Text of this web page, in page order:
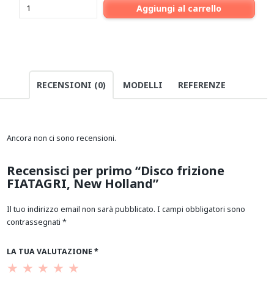
Aggiungi al carrello
RECENSIONI (0) MODELLI REFERENZE
Ancora non ci sono recensioni.
Recensisci per primo “Disco frizione
FIATAGRI, New Holland”
Il tuo indirizzo email non sarà pubblicato. I campi obbligatori sono
contrassegnati *
LA TUA VALUTAZIONE *